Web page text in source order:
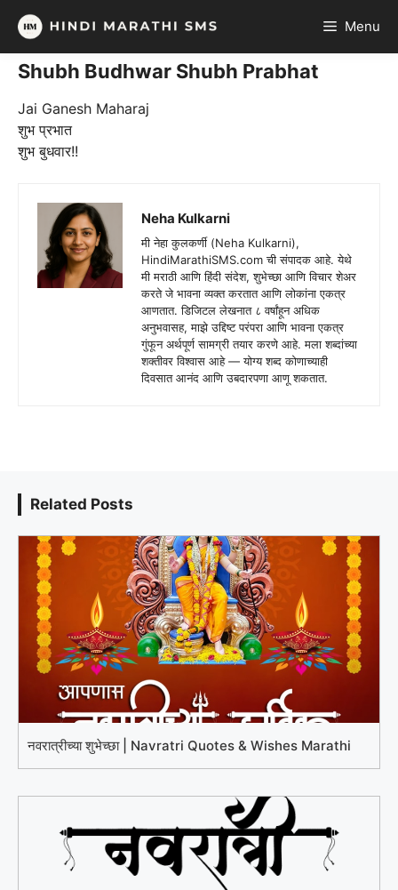
Skip
content
Menu
Shubh Budhwar Shubh Prabhat
Jai Ganesh Maharaj
शुभ प्रभात
शुभ बुधवार!!
Neha Kulkarni
मी नेहा कुलकर्णी (Neha Kulkarni),
HindiMarathiSMS.com ची संपादक आहे. येथे
मी मराठी आणि हिंदी संदेश, शुभेच्छा आणि विचार शेअर
करते जे भावना व्यक्त करतात आणि लोकांना एकत्र
आणतात. डिजिटल लेखनात ८ वर्षांहून अधिक
अनुभवासह, माझे उद्दिष्ट परंपरा आणि भावना एकत्र
गुंफून अर्थपूर्ण सामग्री तयार करणे आहे. मला शब्दांच्या
शक्तीवर विश्वास आहे — योग्य शब्द कोणाच्याही
दिवसात आनंद आणि उबदारपणा आणू शकतात.
Related Posts
नवरात्रीच्या शुभेच्छा | Navratri Quotes & Wishes Marathi